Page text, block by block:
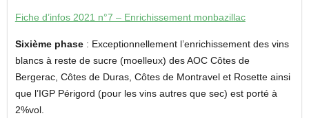
Fiche d’infos 2021 n°7 – Enrichissement monbazillac
Sixième phase: Exceptionnellement l’enrichissement des vins
blancs à reste de sucre (moelleux) des AOC Côtes de
Bergerac, Côtes de Duras, Côtes de Montravel et Rosette ainsi
que l’IGP Périgord (pour les vins autres que sec) est porté à
2%vol.